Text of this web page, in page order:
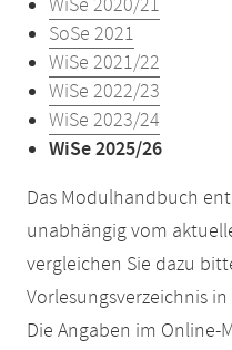
WiSe 2020/21
SoSe 2021
WiSe 2021/22
WiSe 2022/23
WiSe 2023/24
WiSe 2025/26
Das Modulhandbuch
unabhängig vom
vergleichen Sie dazu
Vorlesungsverzeichnis in
Die Angaben im